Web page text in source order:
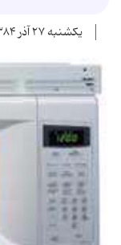
یکشنبه ۲۷ آذر ۱۳۸۴ - ۰۰:۰۰